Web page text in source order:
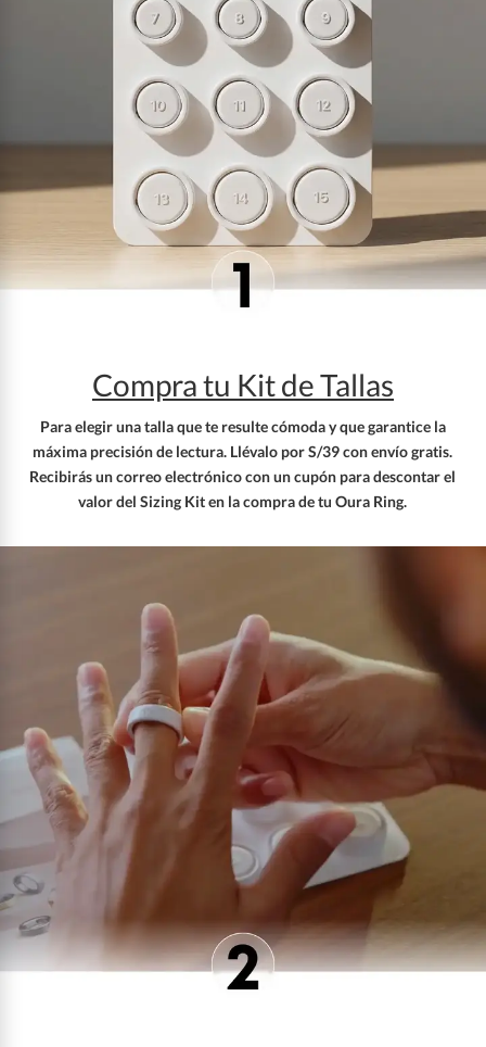
Compra tu Kit de Tallas
Para elegir una talla que te resulte cómoda y que garantice la
máxima precisión de lectura. Llévalo por S/39 con envío gratis.
Recibirás un correo electrónico con un cupón para descontar el
valor del Sizing Kit en la compra de tu Oura Ring.